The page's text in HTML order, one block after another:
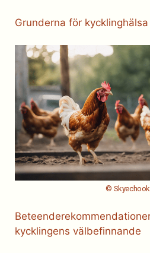
Grunderna för
©
kycklingens välbefinnande